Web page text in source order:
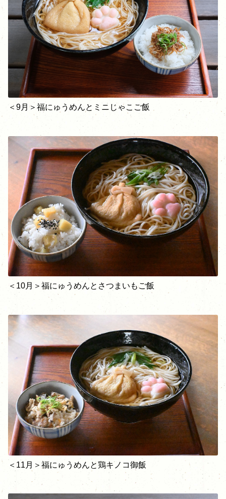
＜9月＞福にゅうめんとミニじゃこご飯
＜10月＞福にゅうめんとさつまいもご飯
＜11月＞福にゅうめんと鶏キノコ御飯